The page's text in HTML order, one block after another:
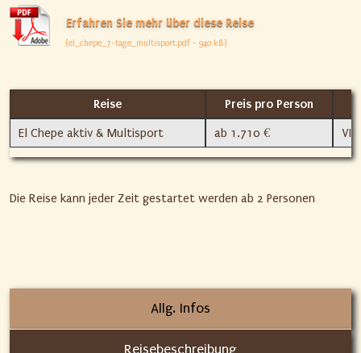
Erfahren Sie mehr über diese Reise
(el_chepe_7-tage_multisport.pdf - 940 kB)
Reise Preis pro Person
El Chepe aktiv & Multisport
ab 1.710 €
Die Reise kann jeder Zeit gestartet werden ab 2 Personen
Allg. Infos
Reisebeschreibung